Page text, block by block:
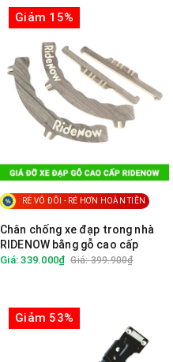
Giảm 15%
RẺ VÔ ĐỐI - RẺ HƠN HOÀN TIỀN
Chân chống xe đạp trong nhà
RIDENOW bằng gỗ cao cấp
Giá: 339.000₫ Giá: 399.900₫
Giảm 53%